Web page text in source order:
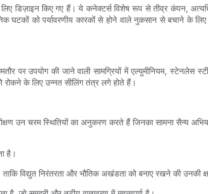
डिज़ाइन किए गए हैं। ये कनेक्टर्स विशेष रूप से तीव्र कंपन,
को पर्यावरणीय कारकों से होने वाले नुकसान से बचाने के लिए
पर उपयोग की जाने वाली सामग्रियों में एल्युमीनियम, स्टेनलेस
रोकने के लिए उन्नत सीलिंग तंत्र लगे होते हैं।
उन चरम स्थितियों का अनुकरण करते हैं जिनका सामना सैन्य
है।
विद्युत निरंतरता और भौतिक अखंडता को बनाए रखने की उनकी